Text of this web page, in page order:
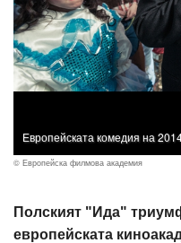
Европейската комедия на
© Европейска филмова академия
Полският "Ида"
европейската